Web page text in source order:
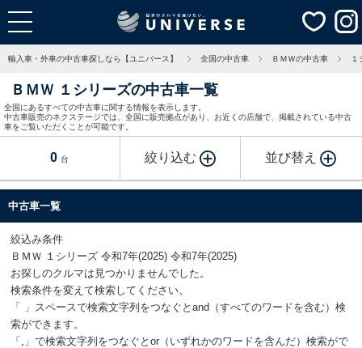
輸入車・外車の中古車探しなら【ユニバース】 全国の中古車 ＢＭＷの中古車 １
ＢＭＷ １シリーズの中古車一覧
全国にあるすべての中古車に関する情報を表示します。
中古車販売のネクステージでは、全国に販売拠点があり、お近くの店舗で、掲載されている中古
車をご覧いただくことが可能です。
0 台 絞り込む 並び替え
中古車一覧
絞込み条件
ＢＭＷ １シリーズ 令和7年(2025) 令和7年(2025)
お探しのクルマは見つかりませんでした。
検索条件を変えて検索してください。
「 」スペースで検索文字列をつなぐとand（すべてのワードを含む）検
索ができます。
「,」で検索文字列をつなぐとor（いずれかのワードを含んだ）検索がで